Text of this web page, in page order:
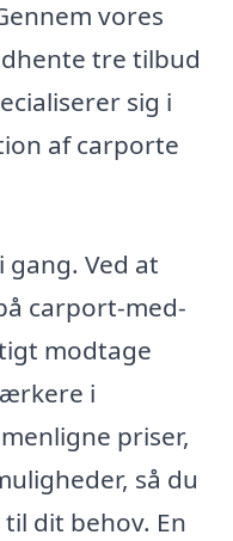
vores
tre tilbud
sig i
af carporte
gang. Ved at
carport-med-
modtage
i
priser,
så du
dit behov. En